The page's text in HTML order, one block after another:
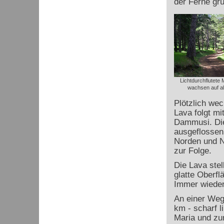
Lichtdurchflutete
wachsen auf
Plötzlich
Lava folgt
Dammusi.
Norden und
zur Folge.
Die Lava
glatte
Immer
An einer
km - scharf
Maria und